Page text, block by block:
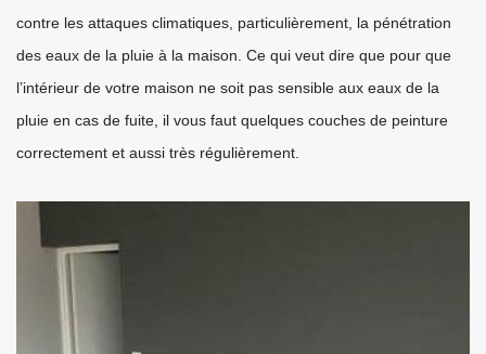
contre les attaques climatiques, particulièrement, la pénétration
des eaux de la pluie à la maison. Ce qui veut dire que pour que
l’intérieur de votre maison ne soit pas sensible aux eaux de la
pluie en cas de fuite, il vous faut quelques couches de peinture
correctement et aussi très régulièrement.